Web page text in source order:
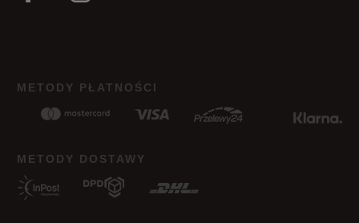
METODY PŁATNOŚCI
METODY DOSTAWY